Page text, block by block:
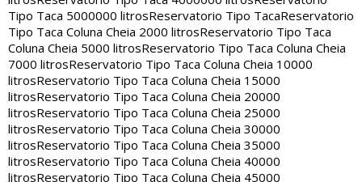
Tipo Taca 5000000 litrosReservatorio Tipo TacaReservatorio
Tipo Taca Coluna Cheia 2000 litrosReservatorio Tipo Taca
Coluna Cheia 5000 litrosReservatorio Tipo Taca Coluna Cheia
7000 litrosReservatorio Tipo Taca Coluna Cheia 10000
litrosReservatorio Tipo Taca Coluna Cheia 15000
litrosReservatorio Tipo Taca Coluna Cheia 20000
litrosReservatorio Tipo Taca Coluna Cheia 25000
litrosReservatorio Tipo Taca Coluna Cheia 30000
litrosReservatorio Tipo Taca Coluna Cheia 35000
litrosReservatorio Tipo Taca Coluna Cheia 40000
litrosReservatorio Tipo Taca Coluna Cheia 45000